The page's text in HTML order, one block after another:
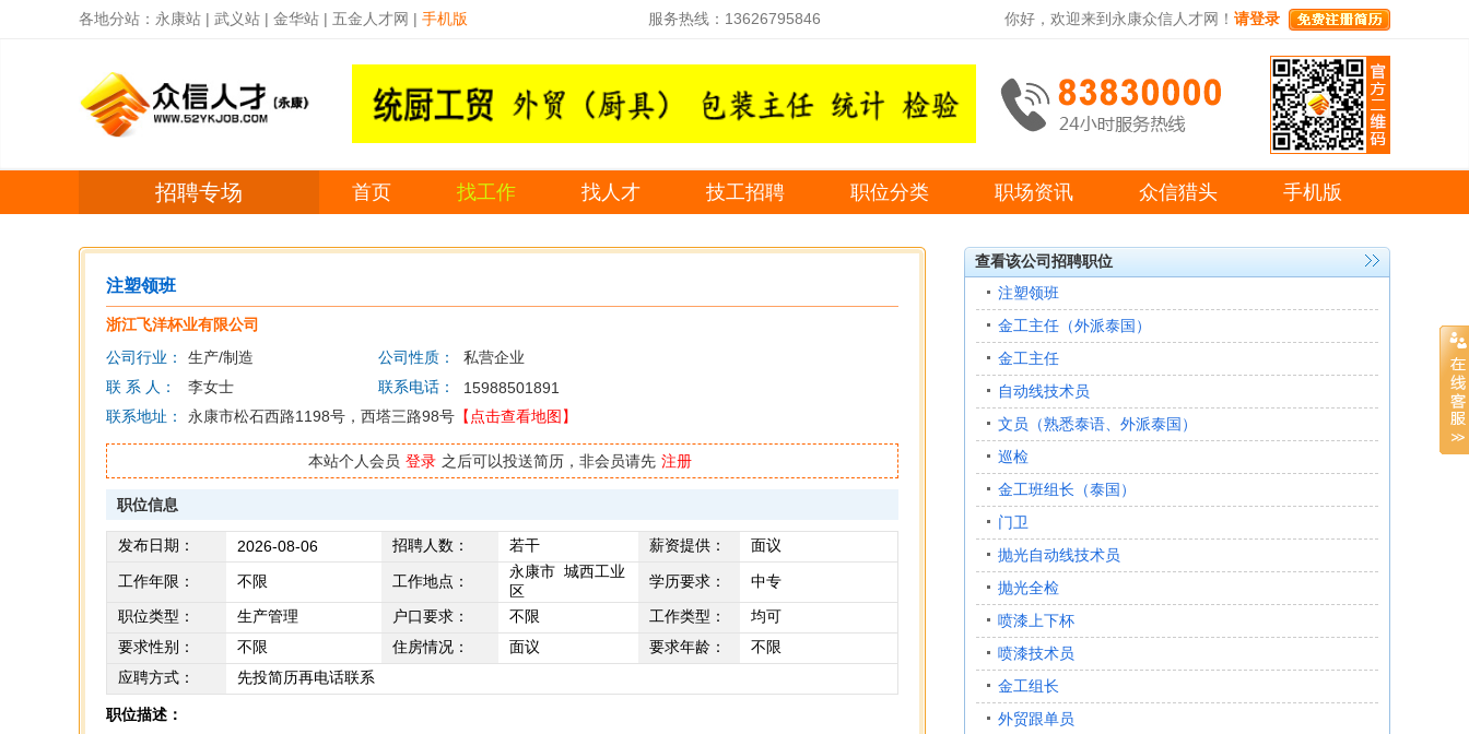
各地分站： 永康站 | 武义站 | 金华站 | 五金人才网 | 手机版 服务热线：13626795846 你好，欢迎来到永康众信人才网！ 请登录
招聘专场 首页 找工作 找人才 技工招聘 职位分类 职场资讯 众信猎头 手机版
注塑领班
浙江飞洋杯业有限公司
公司行业：
生产/制造 公司性质：
私营企业
联 系 人：
李女士 联系电话：
15988501891
联系地址：
永康市松石西路1198号，西塔三路98号 【点击查看地图】
本站个人会员 登录 之后可以投送简历，非会员请先 注册
职位信息
发布日期： 2026-08-06 招聘人数： 若干 薪资提供： 面议
工作年限： 不限 工作地点：
永康市 城西工业
区
学历要求：
中专
职位类型：
生产管理 户口要求： 不限 工作类型：
均可
要求性别：
不限 住房情况： 面议 要求年龄：
不限
应聘方式：
先投简历再电话联系
职位描述：
查看该公司招聘职位
注塑领班
金工主任（外派泰国）
金工主任
自动线技术员
文员（熟悉泰语、外派泰国）
巡检
金工班组长（泰国）
门卫
抛光自动线技术员
抛光全检
喷漆上下杯
喷漆技术员
金工组长
外贸跟单员